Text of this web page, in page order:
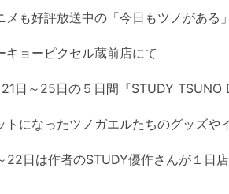
メも好評放送中の「今日もツノがある
キョーピクセル蔵前店にて
日～25日の５日間『STUDY TSUNO
トになったツノガエルたちのグッズや
22日は作者のSTUDY優作さんが１日